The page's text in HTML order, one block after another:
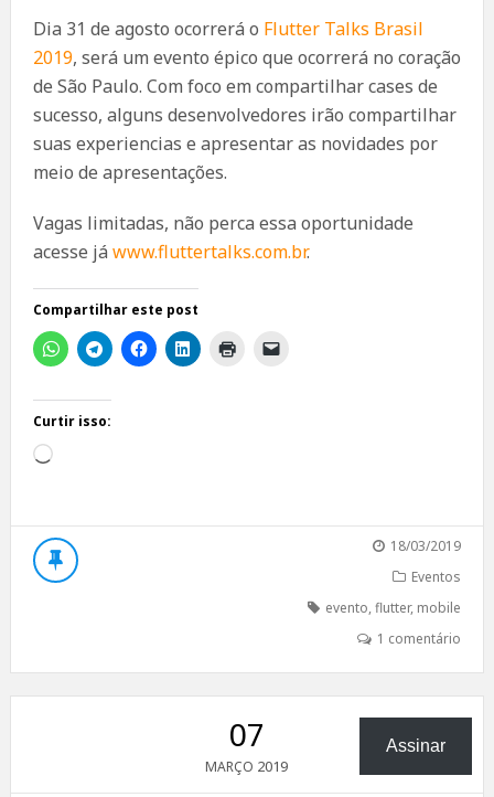
Dia 31 de agosto ocorrerá o Flutter Talks Brasil
2019, será um evento épico que ocorrerá no coração
de São Paulo. Com foco em compartilhar cases de
sucesso, alguns desenvolvedores irão compartilhar
suas experiencias e apresentar as novidades por
meio de apresentações.
Vagas limitadas, não perca essa oportunidade
acesse já www.fluttertalks.com.br.
Compartilhar este post
Curtir isso:
Carregando...
18/03/2019
Eventos
evento,flutter, mobile
1 comentário
07
MARÇO 2019
Assinar